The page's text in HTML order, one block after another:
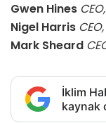
Gwen Hines
Nigel Harris
Mark Sheard
İklim
kaynak